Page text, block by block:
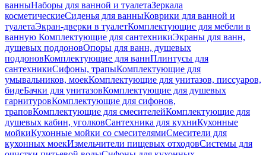
ванныНаборы для ванной и туалетаЗеркала
косметическиеСиденья для ванныКоврики для ванной и
туалетаЭкран-дверки в туалетКомплектующие для мебели в
ванную Комплектующие для сантехникиЭкраны для ванн,
душевых поддоновОпоры для ванн, душевых
поддоновКомплектующие для ваннПлинтусы для
сантехникиСифоны, трапыКомплектующие для
умывальников, моекКомплектующие для унитазов, писсуаров,
бидеБачки для унитазовКомплектующие для душевых
гарнитуровКомплектующие для сифонов,
траповКомплектующие для смесителейКомплектующие для
душевых кабин, уголковСантехника для кухниКухонные
мойкиКухонные мойки со смесителямиСмесители для
кухонных моекИзмельчители пищевых отходовСистемы для